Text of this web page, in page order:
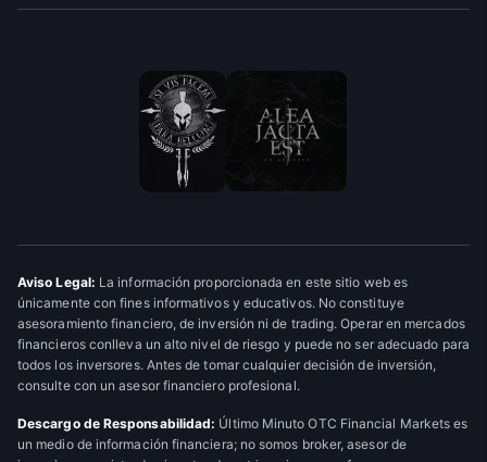
Aviso Legal: La información proporcionada en este sitio web es
únicamente con fines informativos y educativos. No constituye
asesoramiento financiero, de inversión ni de trading. Operar en mercados
financieros conlleva un alto nivel de riesgo y puede no ser adecuado para
todos los inversores. Antes de tomar cualquier decisión de inversión,
consulte con un asesor financiero profesional.
Descargo de Responsabilidad: Último Minuto OTC Financial Markets es
un medio de información financiera; no somos broker, asesor de